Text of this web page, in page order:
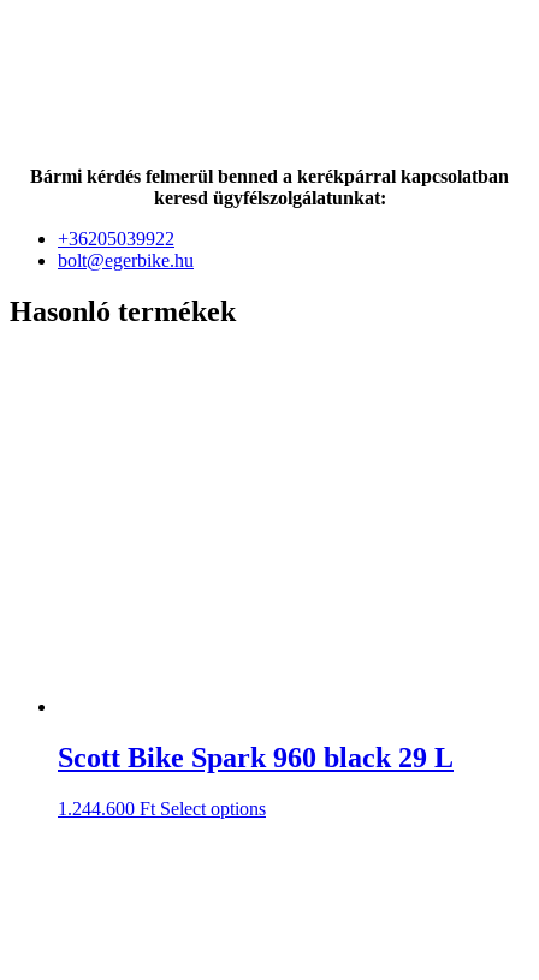
Bármi kérdés felmerül benned a kerékpárral kapcsolatban
keresd ügyfélszolgálatunkat:
+36205039922
bolt@egerbike.hu
Hasonló termékek
Scott Bike Spark 960 black 29 L
1.244.600 Ft Select options